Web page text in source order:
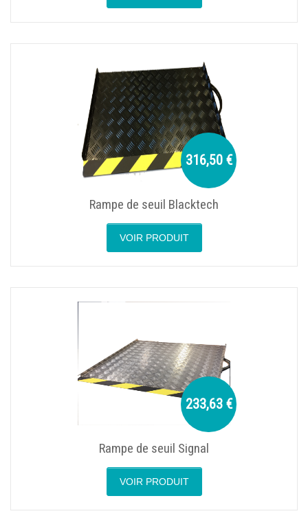
316,50 €
Rampe de seuil Blacktech
VOIR PRODUIT
233,63 €
Rampe de seuil Signal
VOIR PRODUIT